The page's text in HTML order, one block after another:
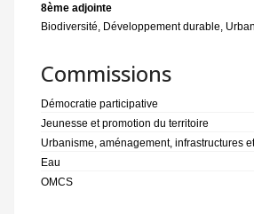
8ème adjointe
Biodiversité, Développement durable,
Commissions
Démocratie participative
Jeunesse et promotion du territoire
Urbanisme, aménagement, infrastructures
Eau
OMCS